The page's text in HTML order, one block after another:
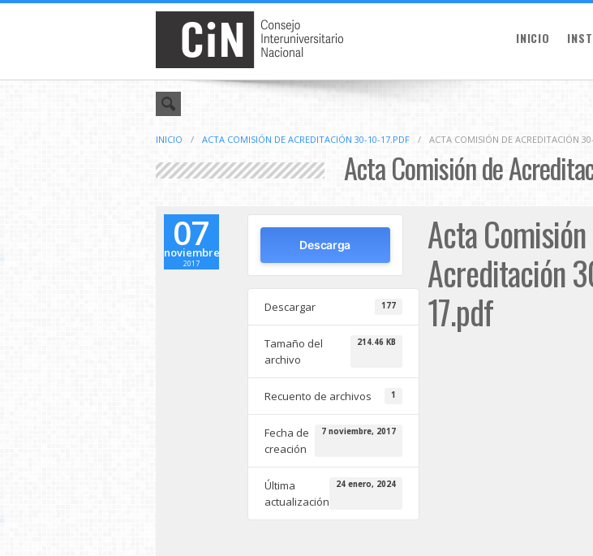
INICIO
INICIO / ACTA COMISIÓN DE ACREDITACIÓN 30-10-17.PDF / ACTA COMISIÓN DE ACREDITACIÓN
Acta Comisión de
07
noviembre
2017
Descarga
Descargar 177
Tamaño del
archivo
214.46 KB
Recuento de archivos 1
Fecha de
creación
7 noviembre, 2017
Última
actualización
24 enero, 2024
Acta
Acreditación
17.pdf